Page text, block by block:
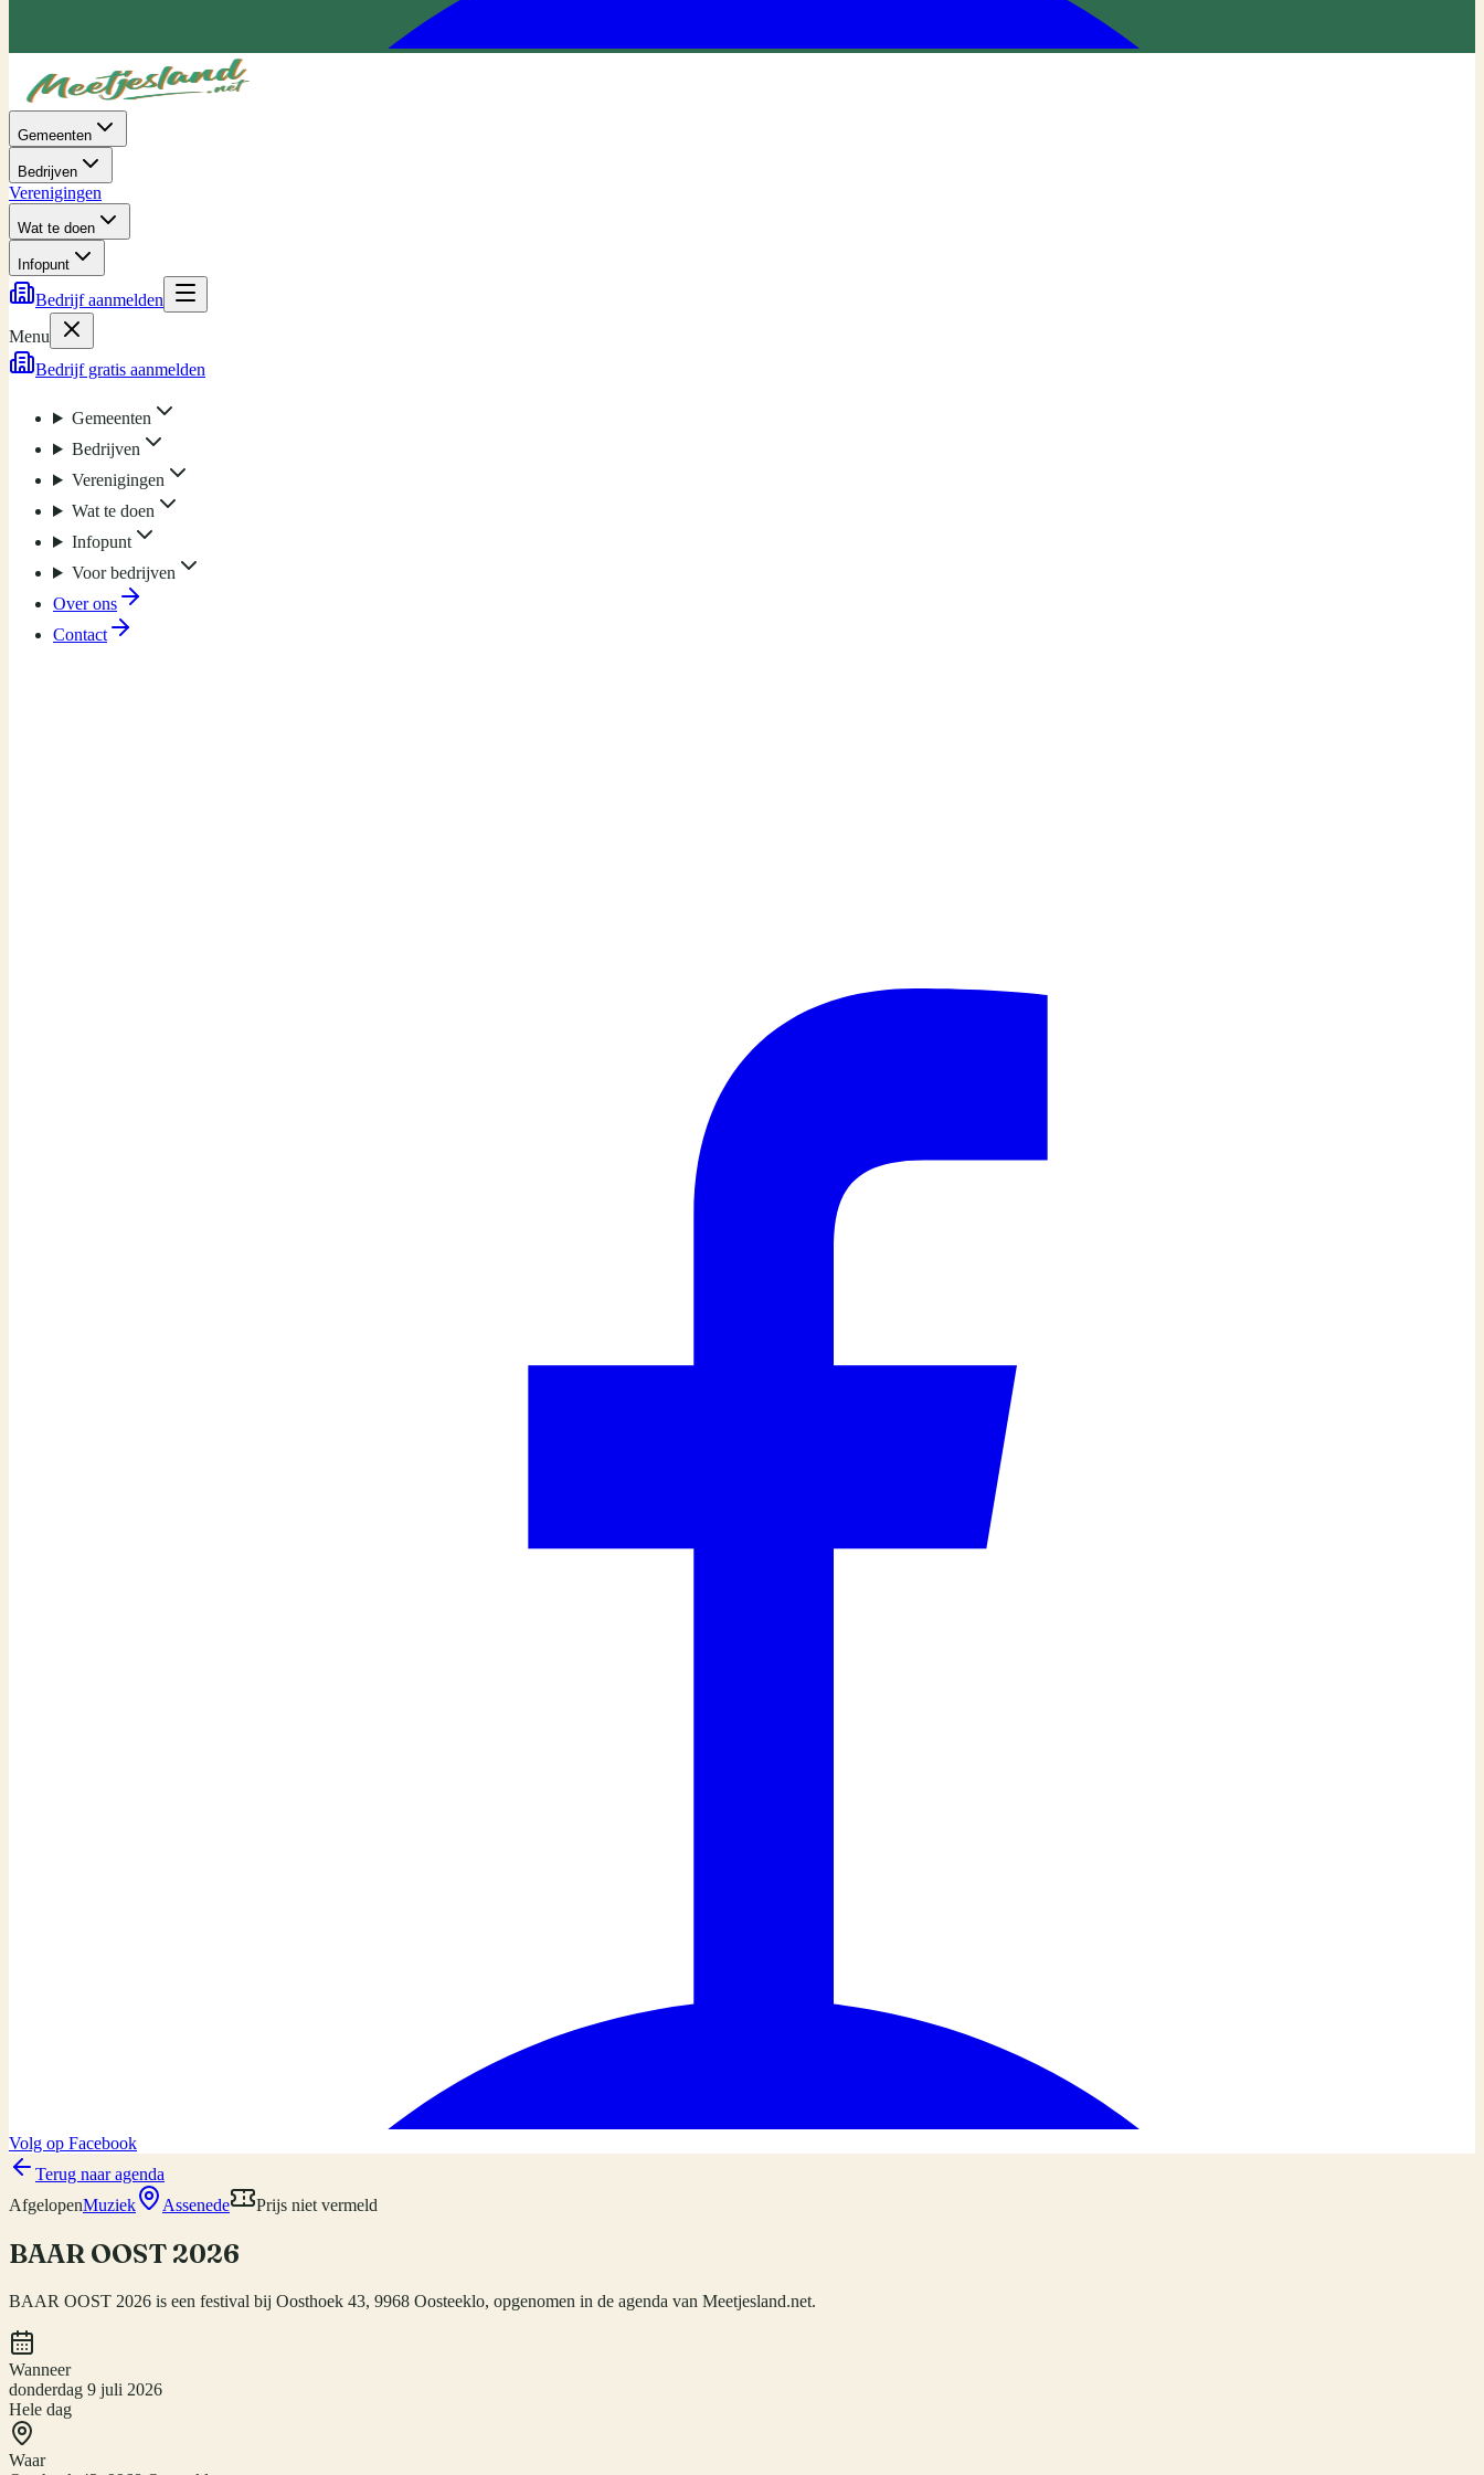
Gemeenten
Bedrijven
Verenigingen
Wat te doen
Infopunt
Bedrijf aanmelden
Menu
Bedrijf gratis aanmelden
Gemeenten
Bedrijven
Verenigingen
Wat te doen
Infopunt
Voor bedrijven
Over ons
Contact
Volg op Facebook
Terug naar agenda
AfgelopenMuziek Assenede Prijs niet vermeld
BAAR OOST 2026
BAAR OOST 2026 is een festival bij Oosthoek 43, 9968 Oosteeklo, opgenomen in de agenda van Meetjesland.net.
Wanneer
donderdag 9 juli 2026
Hele dag
Waar